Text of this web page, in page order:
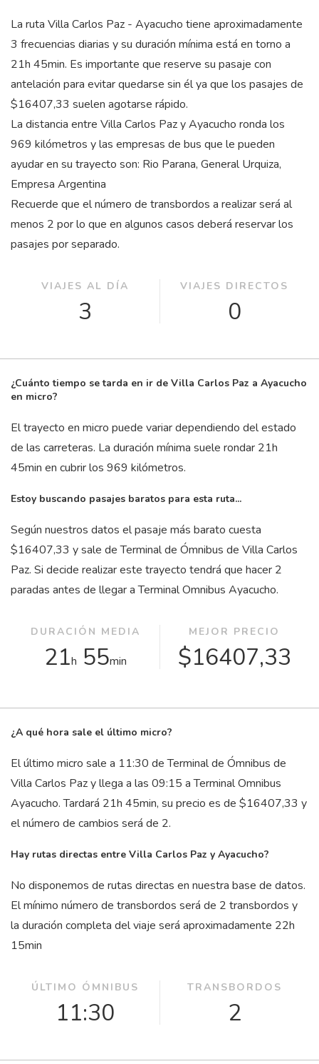
La ruta Villa Carlos Paz - Ayacucho tiene aproximadamente
3 frecuencias diarias y su duración mínima está en torno a
21h 45min. Es importante que reserve su pasaje con
antelación para evitar quedarse sin él ya que los pasajes de
$16407,33 suelen agotarse rápido.
La distancia entre Villa Carlos Paz y Ayacucho ronda los
969 kilómetros y las empresas de bus que le pueden
ayudar en su trayecto son: Rio Parana, General Urquiza,
Empresa Argentina
Recuerde que el número de transbordos a realizar será al
menos 2 por lo que en algunos casos deberá reservar los
pasajes por separado.
VIAJES AL DÍA
3
VIAJES DIRECTOS
0
¿Cuánto tiempo se tarda en ir de Villa Carlos Paz a Ayacucho
en micro?
El trayecto en micro puede variar dependiendo del estado
de las carreteras. La duración mínima suele rondar 21h
45min en cubrir los 969 kilómetros.
Estoy buscando pasajes baratos para esta ruta...
Según nuestros datos el pasaje más barato cuesta
$16407,33 y sale de Terminal de Ómnibus de Villa Carlos
Paz. Si decide realizar este trayecto tendrá que hacer 2
paradas antes de llegar a Terminal Omnibus Ayacucho.
DURACIÓN MEDIA
21h 55min
MEJOR PRECIO
$16407,33
¿A qué hora sale el último micro?
El último micro sale a 11:30 de Terminal de Ómnibus de
Villa Carlos Paz y llega a las 09:15 a Terminal Omnibus
Ayacucho. Tardará 21h 45min, su precio es de $16407,33 y
el número de cambios será de 2.
Hay rutas directas entre Villa Carlos Paz y Ayacucho?
No disponemos de rutas directas en nuestra base de datos.
El mínimo número de transbordos será de 2 transbordos y
la duración completa del viaje será aproximadamente 22h
15min
ÚLTIMO ÓMNIBUS
11:30
TRANSBORDOS
2